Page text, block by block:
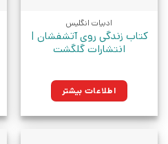
ادبیات انگلیس
کتاب زندگی روی آتشفشان |
انتشارات گلگشت
اطلاعات بیشتر